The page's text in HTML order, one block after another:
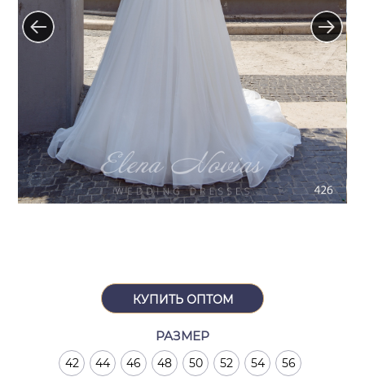
КУПИТЬ ОПТОМ
РАЗМЕР
42 44 46 48 50 52 54 56